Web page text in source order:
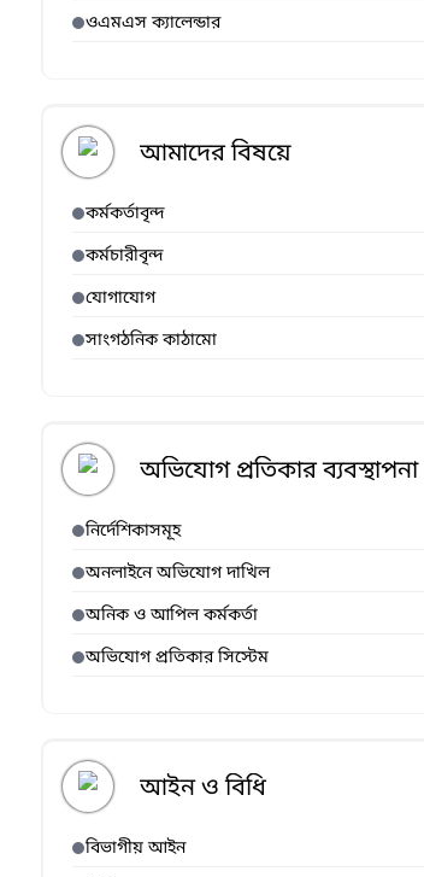
ওএমএস ক্যালেন্ডার
আমাদের বিষয়ে
কর্মকর্তাবৃন্দ
কর্মচারীবৃন্দ
যোগাযোগ
সাংগঠনিক কাঠামো
অভিযোগ প্রতিকার ব্যবস্থাপনা
নির্দেশিকাসমূহ
অনলাইনে অভিযোগ দাখিল
অনিক ও আপিল কর্মকর্তা
অভিযোগ প্রতিকার সিস্টেম
আইন ও বিধি
বিভাগীয় আইন